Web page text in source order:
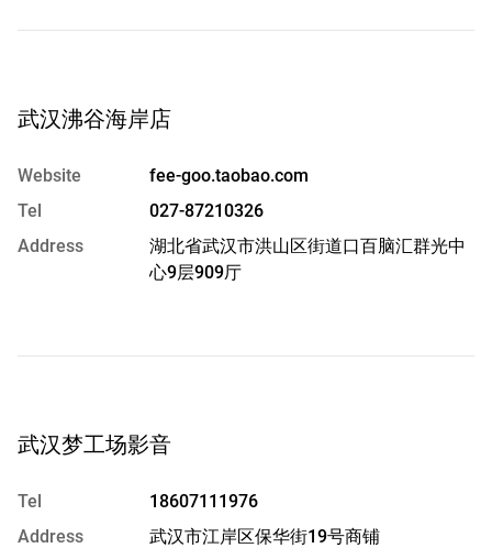
武汉沸谷海岸店
Website
fee-goo.taobao.com
Tel
027-87210326
Address
湖北省武汉市洪山区街道口百脑汇群光中
心9层909厅
武汉梦工场影音
Tel
18607111976
Address
武汉市江岸区保华街19号商铺